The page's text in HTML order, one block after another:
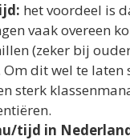
het voordeel is
vaak overeen
(zeker bij
Om dit wel te laten
sterk
tijd in